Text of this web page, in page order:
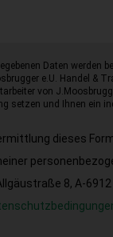
Daten werden
e.U. Handel &
von
setzen und Ihnen ein
dieses
8, A-